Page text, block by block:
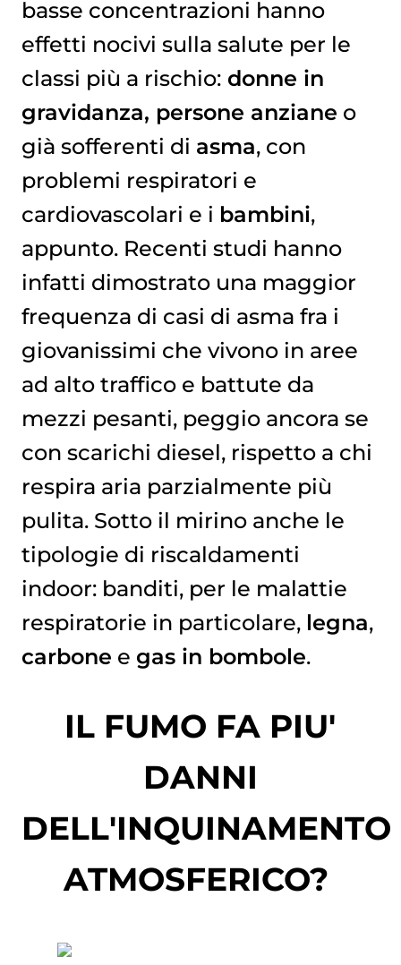
basse concentrazioni hanno
effetti nocivi sulla salute per le
classi più a rischio:donne in
gravidanza, persone anziane o
già sofferenti di asma, con
problemi respiratori e
cardiovascolari e i bambini,
appunto. Recenti studi hanno
infatti dimostrato una maggior
frequenza di casi di asma fra i
giovanissimi che vivono in aree
ad alto traffico e battute da
mezzi pesanti, peggio ancora se
con scarichi diesel, rispetto a chi
respira aria parzialmente più
pulita. Sotto il mirino anche le
tipologie di riscaldamenti
indoor: banditi, per le malattie
respiratorie in particolare, legna,
carbone e gas in bombole.
IL FUMO FA PIU'
DANNI
DELL'INQUINAMENTO
ATMOSFERICO?